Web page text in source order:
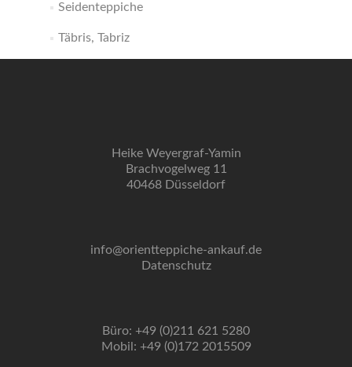
Seidenteppiche
Täbris, Tabriz
Heike Weyergraf-Yamin
Brachvogelweg 11
40468 Düsseldorf
info@orientteppiche-ankauf.de
Datenschutz
Büro: +49 (0)211 621 5280
Mobil: +49 (0)172 2015509